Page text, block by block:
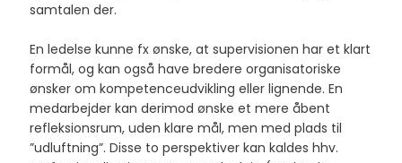
samtalen der.
En ledelse kunne fx ønske, at supervisionen har et klart
formål, og kan også have bredere organisatoriske
ønsker om kompetenceudvikling eller lignende. En
medarbejder kan derimod ønske et mere åbent
refleksionsrum, uden klare mål, men med plads til
”udluftning”. Disse to perspektiver kan kaldes hhv.